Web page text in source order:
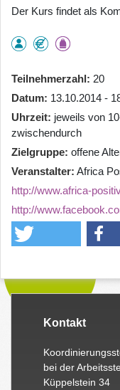
Der Kurs findet als
Teilnehmerzahl
20
Datum 13.10.2014 -
Uhrzeit jeweils von
zwischendurch
Zielgruppe offene
Veranstalter Africa
http://www.africa-
http://
Kontakt
bei der
Küppelstein 34